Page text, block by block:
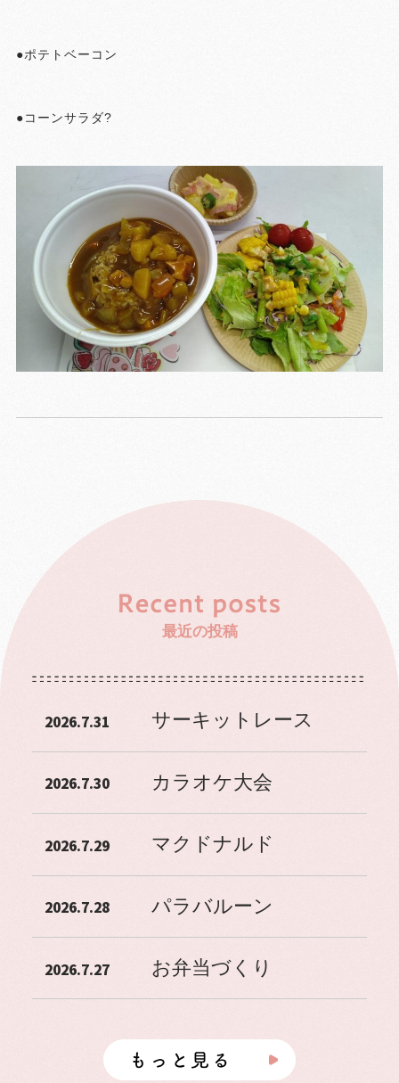
●ポテトベーコン
●コーンサラダ?
最近の投稿
2026.7.31 サーキットレース
2026.7.30 カラオケ大会
2026.7.29 マクドナルド
2026.7.28 パラバルーン
2026.7.27 お弁当づくり